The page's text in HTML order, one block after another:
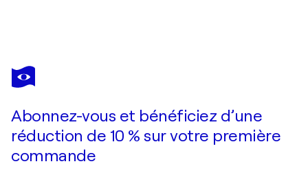
JEAN-FRANÇOIS VAUTRIN
Joueuse
Abonnez-vous et bénéficiez d’une
réduction de 10 % sur votre première
commande